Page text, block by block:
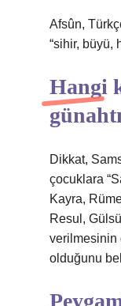
Afsûn,
“sihir, büyü,
Hangi
Dikkat,
çocuklara
Kayra,
Resul,
verilmesinin
olduğunu